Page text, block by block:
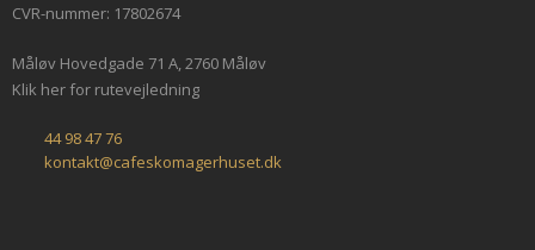
CVR-nummer: 17802674
Måløv Hovedgade 71 A, 2760 Måløv
Klik her for rutevejledning
44 98 47 76
kontakt@cafeskomagerhuset.dk